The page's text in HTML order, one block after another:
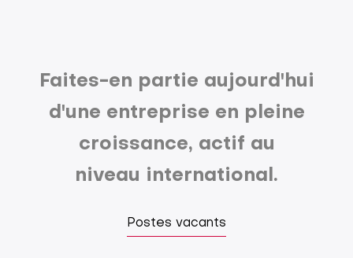
Faites-en partie aujourd'hui
d'une entreprise en pleine
croissance, actif au
niveau international.
Postes vacants